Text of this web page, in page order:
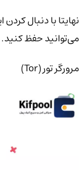
نهایتا با دنبال
می‌توانید حفظ کنید.
مرورگر تور (Tor)